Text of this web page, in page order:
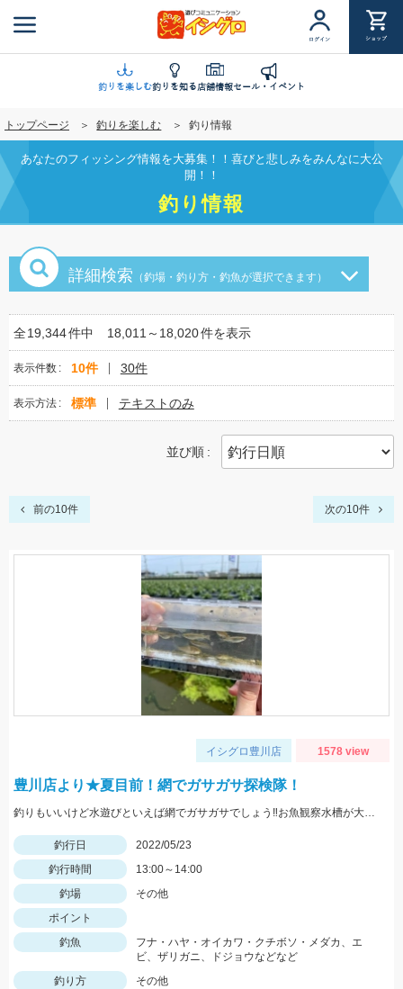
ン
に
移
動
ログイン ショップ
釣りを楽しむ釣りを知る店舗情報セール・イベント
トップページ 釣りを楽しむ 釣り情報
あなたのフィッシング情報を大募集！！喜びと悲しみをみんなに大公
開！！
釣り情報
詳細検索 （釣場・釣り方・釣魚が選択できます）
全19,344件中 18,011～18,020件を表示
表示件数 10件 30件
表示方法 標準 テキストのみ
並び順
前の10件 次の10件
イシグロ豊川店 1578 view
豊川店より★夏目前！網でガサガサ探検隊！
釣りもいいけど水遊びといえば網でガサガサでしょう‼お魚観察水槽が大活躍♪
釣行日
2022/05/23
釣行時間
13:00～14:00
釣場
その他
ポイント
釣魚
フナ・ハヤ・オイカワ・クチボソ・メダカ、エ
ビ、ザリガニ、ドジョウなどなど
釣り方
その他